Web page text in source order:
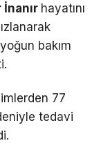
İnanır hayatını
bakım
77
tedavi